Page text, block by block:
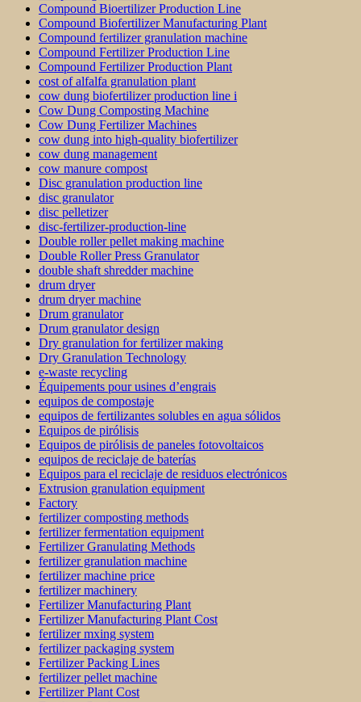
Compound Bioertilizer Production Line
Compound Biofertilizer Manufacturing Plant
Compound fertilizer granulation machine
Compound Fertilizer Production Line
Compound Fertilizer Production Plant
cost of alfalfa granulation plant
cow dung biofertilizer production line i
Cow Dung Composting Machine
Cow Dung Fertilizer Machines
cow dung into high-quality biofertilizer
cow dung management
cow manure compost
Disc granulation production line
disc granulator
disc pelletizer
disc-fertilizer-production-line
Double roller pellet making machine
Double Roller Press Granulator
double shaft shredder machine
drum dryer
drum dryer machine
Drum granulator
Drum granulator design
Dry granulation for fertilizer making
Dry Granulation Technology
e-waste recycling
Équipements pour usines d’engrais
equipos de compostaje
equipos de fertilizantes solubles en agua sólidos
Equipos de pirólisis
Equipos de pirólisis de paneles fotovoltaicos
equipos de reciclaje de baterías
Equipos para el reciclaje de residuos electrónicos
Extrusion granulation equipment
Factory
fertilizer composting methods
fertilizer fermentation equipment
Fertilizer Granulating Methods
fertilizer granulation machine
fertilizer machine price
fertilizer machinery
Fertilizer Manufacturing Plant
Fertilizer Manufacturing Plant Cost
fertilizer mxing system
fertilizer packaging system
Fertilizer Packing Lines
fertilizer pellet machine
Fertilizer Plant Cost